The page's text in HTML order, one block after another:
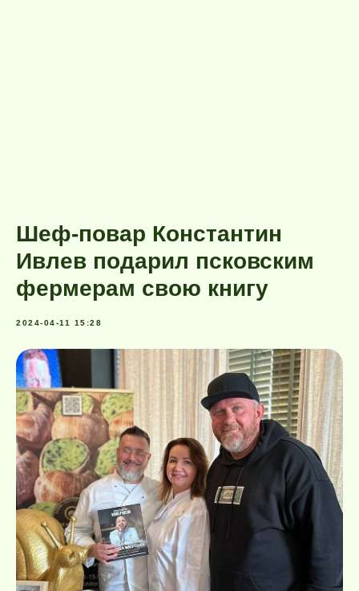
Шеф-повар Константин
Ивлев подарил псковским
фермерам свою книгу
2024-04-11 15:28